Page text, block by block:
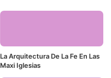
La Arquitectura De La Fe En Las
Maxi Iglesias